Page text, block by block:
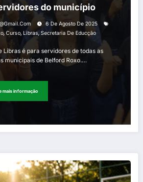
do município
6 De Agosto De 2025
,Curso, Libras, Secretaria De Educção
Libras é para servidores de todas as
municipais de Belford Roxo.…
mais informação